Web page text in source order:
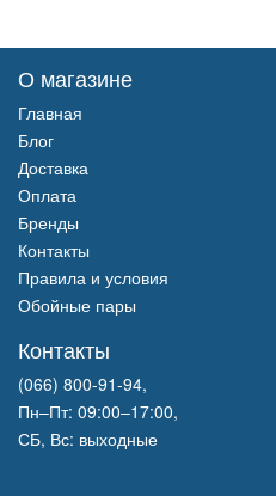
О магазине
Главная
Блог
Доставка
Оплата
Бренды
Контакты
Правила и условия
Обойные пары
Контакты
(066) 800-91-94,
Пн–Пт: 09:00–17:00,
СБ, Вс: выходные